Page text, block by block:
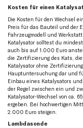
Kosten für einen
Die Kosten für den Wechsel
Preis für das Bauteil und der
Fahrzeugmodell und
Katalysator solltest du
auch bis auf 1.000 Euro
die Zertifizierung des Kats,
Katalysator ohne
Hauptuntersuchung dar und
Einbau eines Katalysators
der Regel zwischen ein und
Katalysator-Wechsel von ca.
ergeben. Bei hochwertigen
2.000 Euro steigen.
Lambdasonde